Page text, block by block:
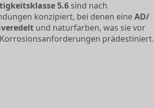
5.6sind nach
konzipiert, bei denen eineAD/
und naturfarben, was sie vor
prädestiniert.